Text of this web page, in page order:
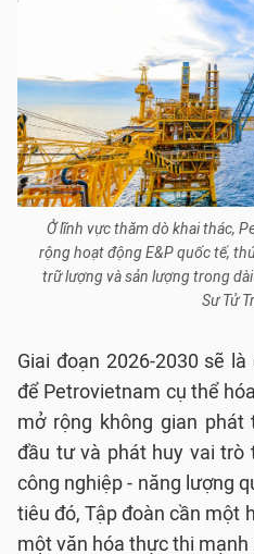
Ở lĩnh vực thăm dò khai thác,
rộng hoạt động E&P quốc tế,
trữ lượng và sản lượng trong
Sư Tử
Giai đoạn 2026-2030 sẽ
để Petrovietnam cụ thể
mở rộng không gian phát
đầu tư và phát huy vai trò
công nghiệp - năng lượng
tiêu đó, Tập đoàn cần một
một văn hóa thực thi